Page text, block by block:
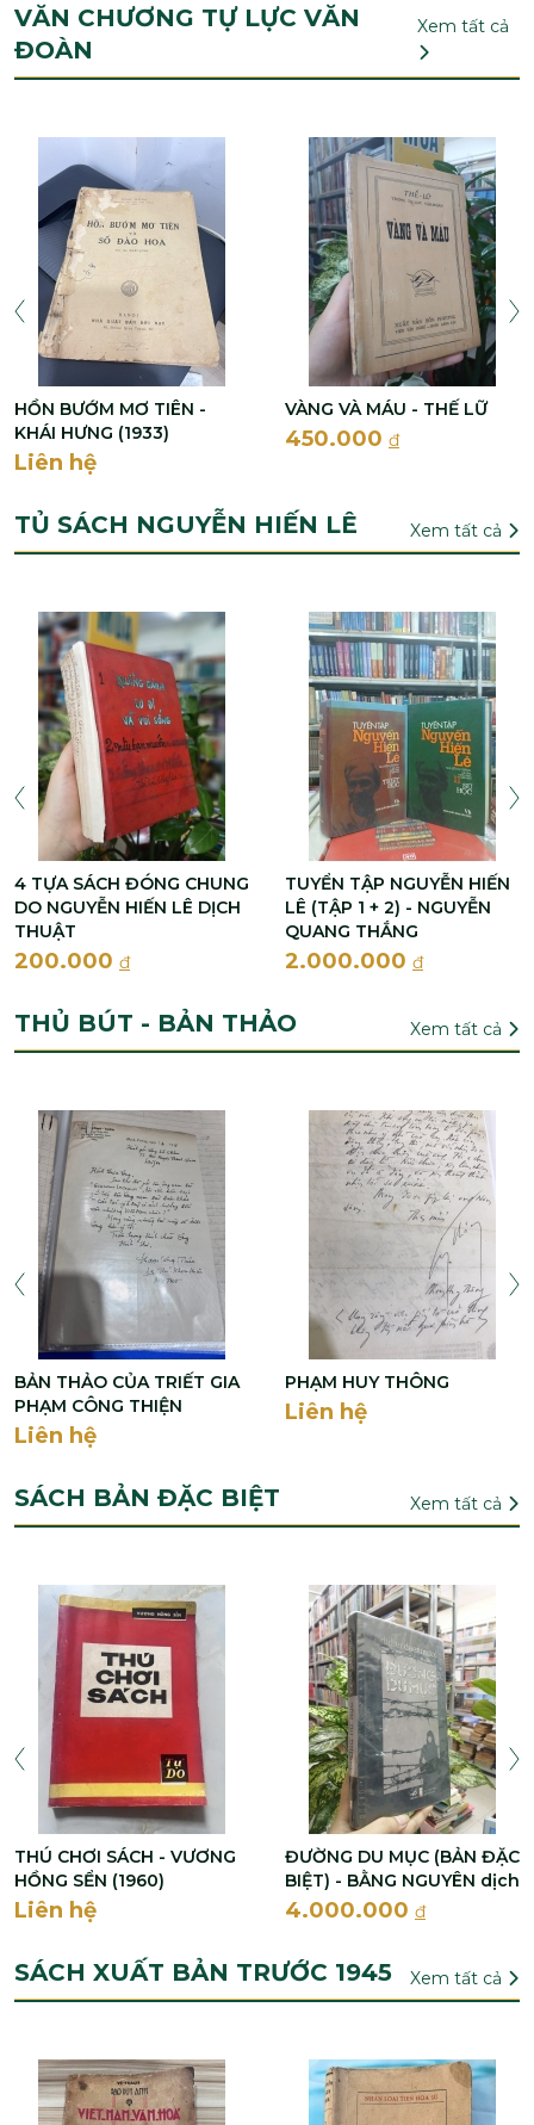
VĂN CHƯƠNG TỰ LỰC VĂN
ĐOÀN
Xem tất cả
HỒN BƯỚM MƠ TIÊN -
KHÁI HƯNG (1933)
Liên hệ
VÀNG VÀ MÁU - THẾ LỮ
450.000 đ
TỦ SÁCH NGUYỄN HIẾN LÊ Xem tất cả
4 TỰA SÁCH ĐÓNG CHUNG
DO NGUYỄN HIẾN LÊ DỊCH
THUẬT
200.000 đ
TUYỂN TẬP NGUYỄN HIẾN
LÊ (TẬP 1 + 2) - NGUYỄN
QUANG THẮNG
2.000.000 đ
THỦ BÚT - BẢN THẢO Xem tất cả
BẢN THẢO CỦA TRIẾT GIA
PHẠM CÔNG THIỆN
Liên hệ
PHẠM HUY THÔNG
Liên hệ
SÁCH BẢN ĐẶC BIỆT Xem tất cả
THÚ CHƠI SÁCH - VƯƠNG
HỒNG SỂN (1960)
Liên hệ
ĐƯỜNG DU MỤC (BẢN ĐẶC
BIỆT) - BẰNG NGUYÊN dịch
4.000.000 đ
SÁCH XUẤT BẢN TRƯỚC 1945 Xem tất cả